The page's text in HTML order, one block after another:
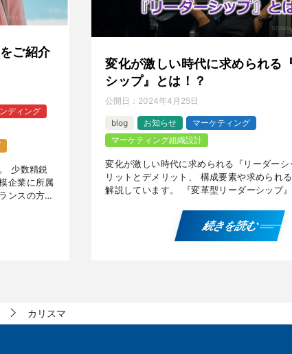
ご紹介
ディング
少数精鋭
企業に所属
ンスの方々
変化が激しい時代に求められる
シップ』とは！？ ️
公開日： 2024年4月25日
blog お知らせ
マーケティング
マーケティング組織設計
変化が激しい時代に求められる『リーダーシ
リットとデメリット、 構成要素や求められ
解説しています。 『変革型リーダーシップ
続きを読む
カリスマ